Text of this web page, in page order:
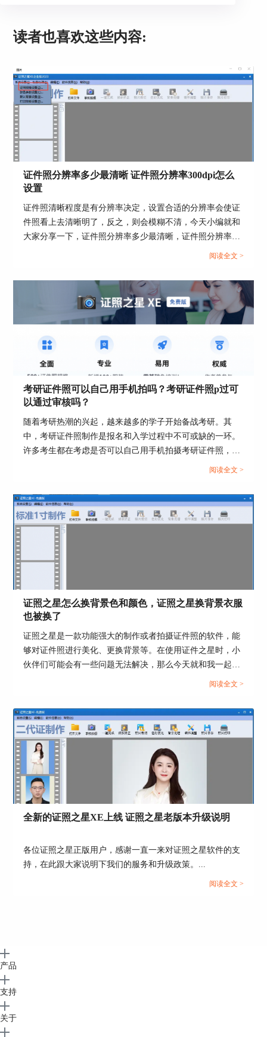
加正规。 证照之星绝对是证件照制作的不二法宝，有了它，谁都
可以轻松地制作美丽的证件照片。想把你的证件照也晒到网络上
去么？想让你的证件照片被人称赞么？现在就去下载证照之星
读者也喜欢这些内容:
证件照分辨率多少最清晰 证件照分辨率300dpi怎么
设置
证件照清晰程度是有分辨率决定，设置合适的分辨率会使证
件照看上去清晰明了，反之，则会模糊不清，今天小编就和
大家分享一下，证件照分辨率多少最清晰，证件照分辨率
阅读全文 >
考研证件照可以自己用手机拍吗？考研证件照p过可
以通过审核吗？
随着考研热潮的兴起，越来越多的学子开始备战考研。其
中，考研证件照制作是报名和入学过程中不可或缺的一环。
许多考生都在考虑是否可以自己用手机拍摄考研证件照，并
担心自拍的照片是否会通过审核。本文将探讨考研证件照可
问题。...
阅读全文 >
证照之星怎么换背景色和颜色，证照之星换背景衣服
也被换了
证照之星是一款功能强大的制作或者拍摄证件照的软件，能
够对证件照进行美化、更换背景等。在使用证件之星时，小
伙伴们可能会有一些问题无法解决，那么今天就和我一起来
学习证照之星怎么换背景色和颜色，证照之星换背景衣服也
阅读全文 >
全新的证照之星XE上线 证照之星老版本升级说明
各位证照之星正版用户，感谢一直一来对证照之星软件的支
持，在此跟大家说明下我们的服务和升级政策。...
阅读全文 >
产品
支持
关于